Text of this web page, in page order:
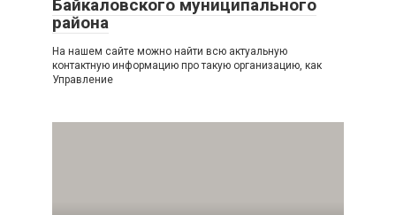
Байкаловского муниципального
района
На нашем сайте можно найти всю актуальную
контактную информацию про такую организацию, как
Управление